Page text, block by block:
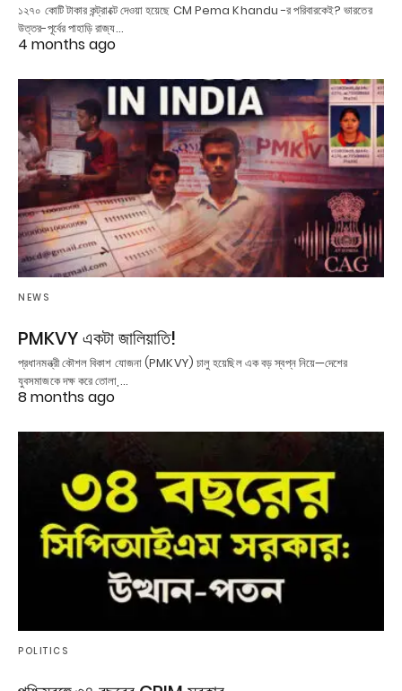
১২৭০ কোটি টাকার কন্ট্রাক্টে দেওয়া হয়েছে CM Pema Khandu -র পরিবারকেই? ভারতের
উত্তর-পূর্বের পাহাড়ি রাজ্য…
4 months ago
NEWS
PMKVY একটা জালিয়াতি!
প্রধানমন্ত্রী কৌশল বিকাশ যোজনা (PMKVY) চালু হয়েছিল এক বড় স্বপ্ন নিয়ে—দেশের
যুবসমাজকে দক্ষ করে তোলা,…
8 months ago
POLITICS